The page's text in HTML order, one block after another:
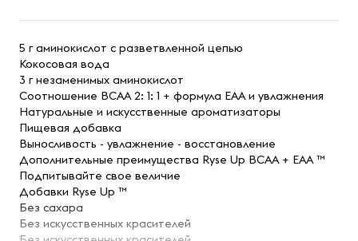
5 г аминокислот с разветвленной цепью
Кокосовая вода
3 г незаменимых аминокислот
Соотношение BCAA 2: 1: 1 + формула EAA и увлажнения
Натуральные и искусственные ароматизаторы
Пищевая добавка
Выносливость - увлажнение - восстановление
Дополнительные преимущества Ryse Up BCAA + EAA ™
Подпитывайте свое величие
Добавки Ryse Up ™
Без сахара
Без искусственных красителей